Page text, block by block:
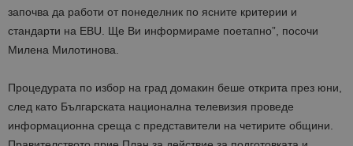
започва да работи от понеделник по ясните критерии и
стандарти на EBU. Ще Ви информираме поетапно”, посочи
Милена Милотинова.
Процедурата по избор на град домакин беше открита през юни,
след като Българската национална телевизия проведе
информационна среща с представители на четирите общини.